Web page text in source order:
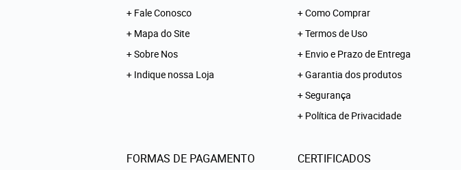
Fale Conosco
Mapa do Site
Sobre Nos
Indique nossa Loja
Como Comprar
Termos de Uso
Envio e Prazo de Entrega
Garantia dos produtos
Segurança
Política de Privacidade
FORMAS DE PAGAMENTO CERTIFICADOS